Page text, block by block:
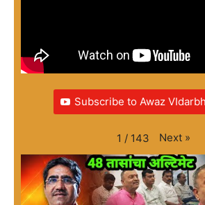
Subscribe to Awaz
1 / 143 Next »